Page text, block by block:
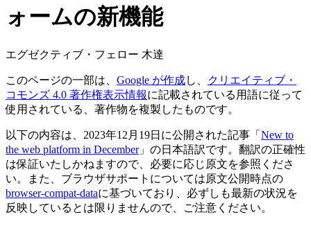
ォームの新機能
エグゼクティブ・フェロー 木達
このページの一部は、 Google が作成し、
クリエイティブ・
コモンズ 4.0 著作権表示情報に記載されている用語に従って
使用されている、著作物を複製したものです。
以下の内容は、2023年12月19日に公開された記事「 New to
the web platform in December」の日本語訳です。翻訳の正確性
は保証いたしかねますので、必要に応じ原文を参照くださ
い。また、ブラウザサポートについては原文公開時点の
browser-compat-dataに基づいており、必ずしも最新の状況を
反映しているとは限りませんので、ご注意ください。